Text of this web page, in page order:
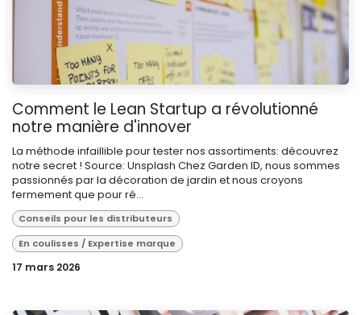
Comment le Lean Startup a révolutionné
notre manière d'innover
La méthode infaillible pour tester nos assortiments: découvrez
notre secret ! Source: Unsplash​ Chez Garden ID, nous sommes
passionnés par la décoration de jardin et nous croyons
fermement que pour ré...
Conseils pour les distributeurs
En coulisses / Expertise marque
17 mars 2026